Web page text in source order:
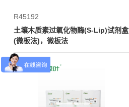
R45192
土壤木质素过氧化物酶(S-Lip)试剂盒
(微板法)，微板法